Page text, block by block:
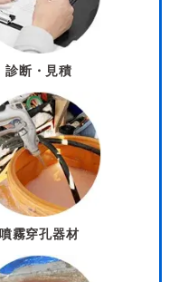
診断・見積
噴霧穿孔器材